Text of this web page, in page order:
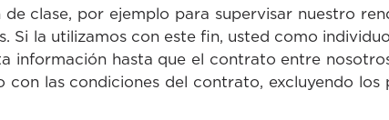
clase, por ejemplo para supervisar nuestro
la utilizamos con este fin, usted como
información hasta que el contrato entre
las condiciones del contrato, excluyendo los